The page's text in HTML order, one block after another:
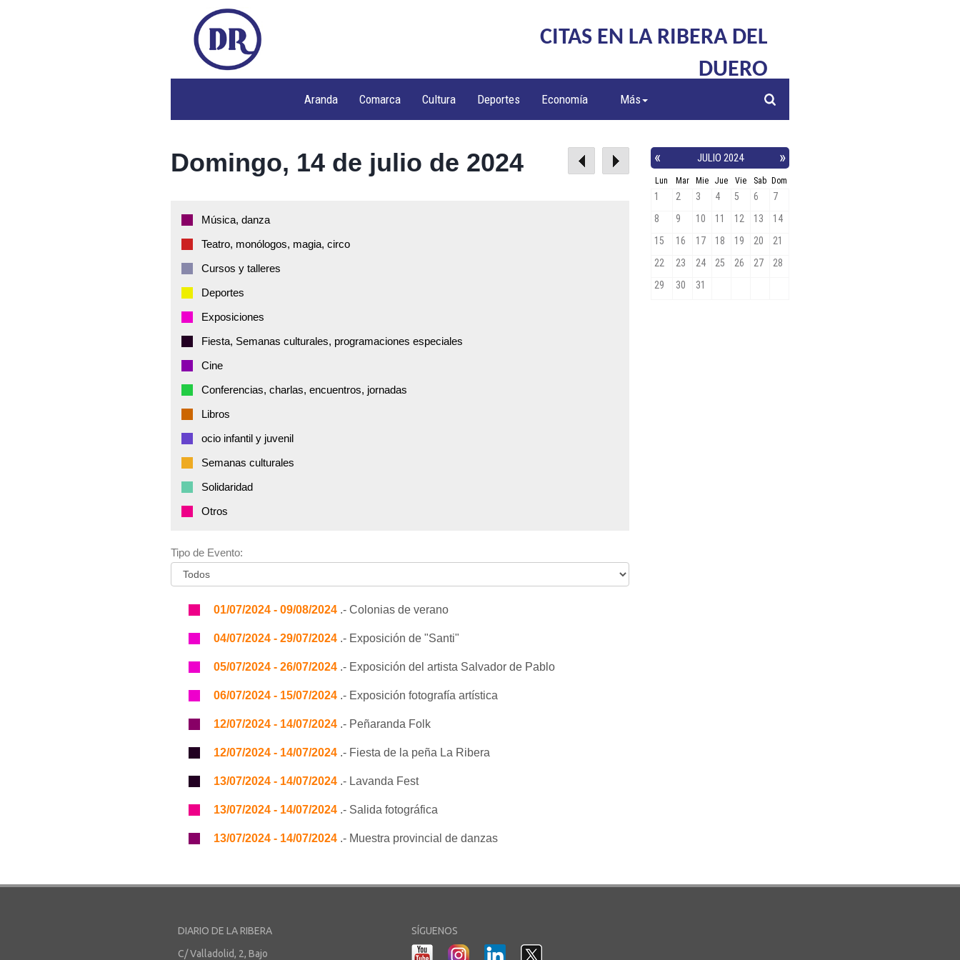
CITAS EN LA RIBERA DEL
DUERO
Aranda Comarca Cultura Deportes Economía Más
Domingo, 14 de julio de 2024
Música, danza
Teatro, monólogos, magia, circo
Cursos y talleres
Deportes
Exposiciones
Fiesta, Semanas culturales, programaciones especiales
Cine
Conferencias, charlas, encuentros, jornadas
Libros
ocio infantil y juvenil
Semanas culturales
Solidaridad
Otros
Tipo de Evento:
01/07/2024 - 09/08/2024 .- Colonias de verano
04/07/2024 - 29/07/2024 .- Exposición de "Santi"
05/07/2024 - 26/07/2024 .- Exposición del artista Salvador de Pablo
06/07/2024 - 15/07/2024 .- Exposición fotografía artística
12/07/2024 - 14/07/2024 .- Peñaranda Folk
12/07/2024 - 14/07/2024 .- Fiesta de la peña La Ribera
13/07/2024 - 14/07/2024 .- Lavanda Fest
13/07/2024 - 14/07/2024 .- Salida fotográfica
13/07/2024 - 14/07/2024 .- Muestra provincial de danzas
DIARIO DE LA RIBERA
C/ Valladolid, 2, Bajo
SÍGUENOS